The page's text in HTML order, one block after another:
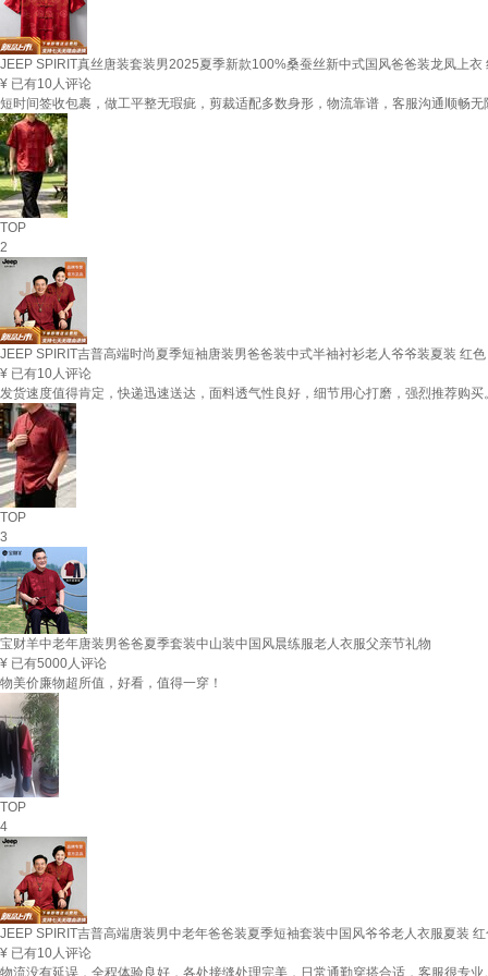
JEEP SPIRIT真丝唐装套装男2025夏季新款100%桑蚕丝新中式国风爸爸装龙凤上衣
¥ 已有10人评论
短时间签收包裹，做工平整无瑕疵，剪裁适配多数身形，物流靠谱，客服沟通顺畅无
TOP
2
JEEP SPIRIT吉普高端时尚夏季短袖唐装男爸爸装中式半袖衬衫老人爷爷装夏装 红色
¥ 已有10人评论
发货速度值得肯定，快递迅速送达，面料透气性良好，细节用心打磨，强烈推荐购买。
TOP
3
宝财羊中老年唐装男爸爸夏季套装中山装中国风晨练服老人衣服父亲节礼物
¥ 已有5000人评论
物美价廉物超所值，好看，值得一穿！
TOP
4
JEEP SPIRIT吉普高端唐装男中老年爸爸装夏季短袖套装中国风爷爷老人衣服夏装 红
¥ 已有10人评论
物流没有延误，全程体验良好，各处接缝处理完美，日常通勤穿搭合适，客服很专业。